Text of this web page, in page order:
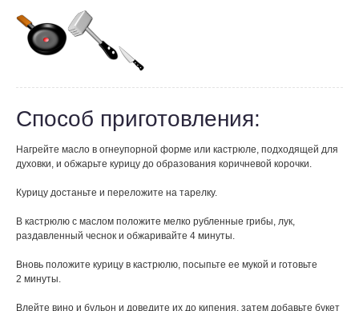
Способ приготовления:
Нагрейте масло в огнеупорной форме или кастрюле, подходящей для
духовки, и обжарьте курицу до образования коричневой корочки.
Курицу достаньте и переложите на тарелку.
В кастрюлю с маслом положите мелко рубленные грибы, лук,
раздавленный чеснок и обжаривайте 4 минуты.
Вновь положите курицу в кастрюлю, посыпьте ее мукой и готовьте
2 минуты.
Влейте вино и бульон и доведите их до кипения, затем добавьте букет